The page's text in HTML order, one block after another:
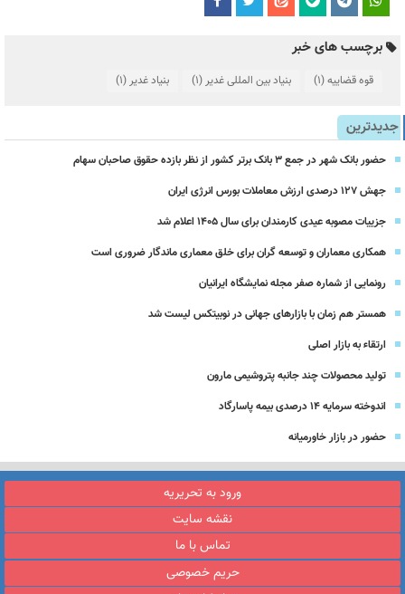
برچسب های خبر
قوه قضاییه(1) بنیاد بین المللی غدیر (1) بنیاد غدیر (1)
جدیدترین
حضور بانک شهر در جمع ۳ بانک برتر کشور از نظر بازده حقوق صاحبان سهام
جهش ۱۲۷ درصدی ارزش معاملات بورس انرژی ایران
جزییات مصوبه عیدی کارمندان برای سال 1405 اعلام شد
همکاری معماران و توسعه گران برای خلق معماری ماندگار ضروری است
رونمایی از شماره صفر مجله نمایشگاه ایرانیان
همستر هم زمان با بازارهای جهانی در نوبیتکس لیست شد
ارتقاء به بازار اصلی
تولید محصولات چند جانبه پتروشیمی مارون
اندوخته سرمایه 14 درصدی بیمه پاسارگاد
حضور در بازار خاورمیانه
ورود به تحریریه
نقشه سایت
تماس با ما
حریم خصوصی